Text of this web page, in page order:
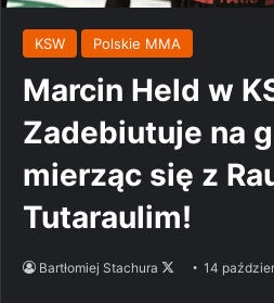
KSW Polskie MMA
Marcin Held w
Zadebiutuje na
mierząc się z
Tutaraulim!
Bartłomiej Stachura
Follow14